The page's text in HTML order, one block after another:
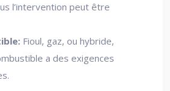
l’intervention peut être
Fioul, gaz, ou hybride,
a des exigences